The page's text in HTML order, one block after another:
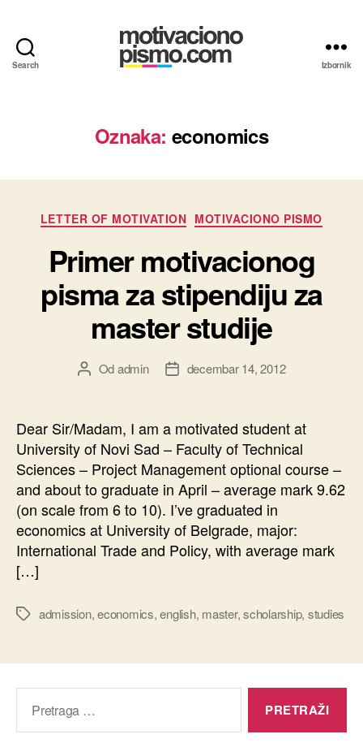
Search
Propratna
pisma
Izbornik
Oznaka: economics
Kategorije
LETTER OF MOTIVATION MOTIVACIONO PISMO
Primer motivacionog
pisma za stipendiju za
master studije
Autor
Odadmin
Datumdecembar 14, 2012
Dear Sir/Madam, I am a motivated student at
University of Novi Sad – Faculty of Technical
Sciences – Project Management optional course –
and about to graduate in April – average mark 9.62
(on scale from 6 to 10). I’ve graduated in
economics at University of Belgrade, major:
International Trade and Policy, with average mark
[…]
Oznakeadmission,economics,english, master,scholarship, studies